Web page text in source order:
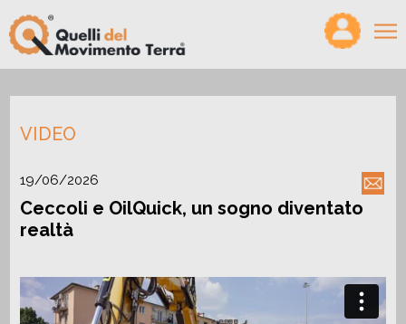
×
PODCAST
CONFRONTA
CERCO/OFFRO LAVORO
VIDEO
19/06/2026
Ceccoli e OilQuick, un sogno diventato
realtà